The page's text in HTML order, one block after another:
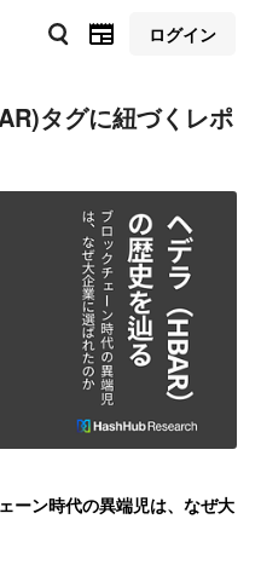
ログイン
タグに紐づくレポ
ーン時代の異端児は、なぜ大